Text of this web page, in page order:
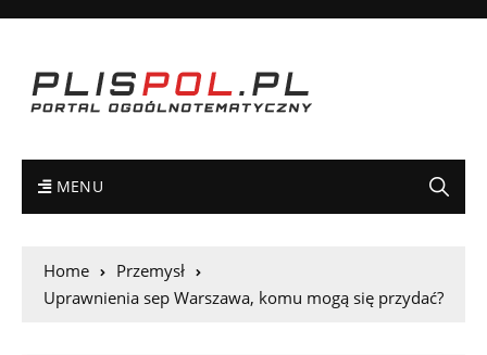
MENU
Home
Przemysł
Uprawnienia sep Warszawa, komu mogą się przydać?